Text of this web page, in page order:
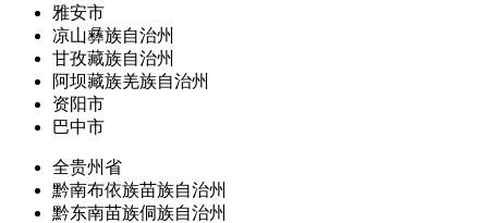
雅安市
凉山彝族自治州
甘孜藏族自治州
阿坝藏族羌族自治州
资阳市
巴中市
全贵州省
黔南布依族苗族自治州
黔东南苗族侗族自治州